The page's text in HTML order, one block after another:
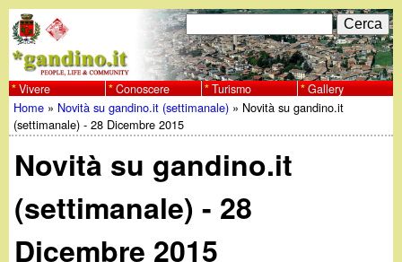
al
contenuto
principale
w
w
w
.
F
o
r
d
i
r
C
e
r
c
a
Vivere Conoscere Turismo Gallery
Tu
sei
qui
Home » Novità su gandino.it (settimanale) » Novità su gandino.it
(settimanale) - 28 Dicembre 2015
Novità su gandino.it
(settimanale) - 28
Dicembre 2015